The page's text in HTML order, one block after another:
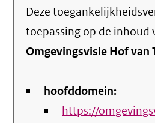
Deze
toepassing op de inhoud
Omgevingsvisie Hof van
hoofddomein:
https://